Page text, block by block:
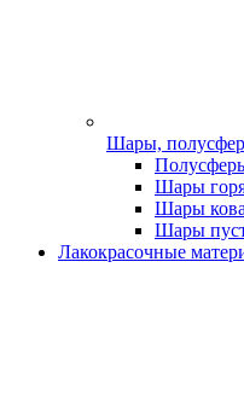
Шары,
Шары
Шары
Шары
Лакокрасочные